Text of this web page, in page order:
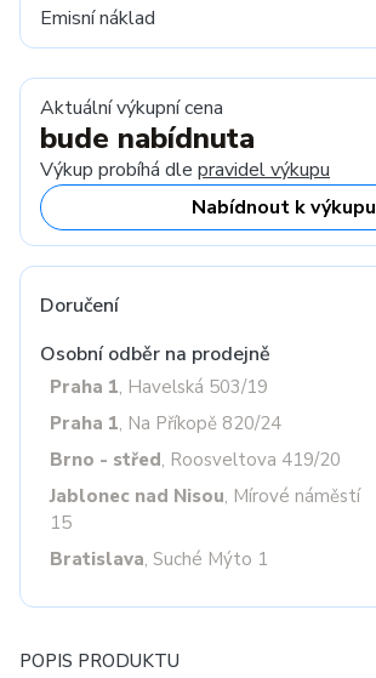
Emisní náklad
Aktuální výkupní cena
bude nabídnuta
Výkup probíhá dle pravidel výkupu
Nabídnout k výkupu
Doručení
Osobní odběr na prodejně
Praha 1, Havelská 503/19
Praha 1, Na Příkopě 820/24
Brno - střed, Roosveltova 419/20
Jablonec nad Nisou, Mírové náměstí
15
Bratislava, Suché Mýto 1
POPIS PRODUKTU